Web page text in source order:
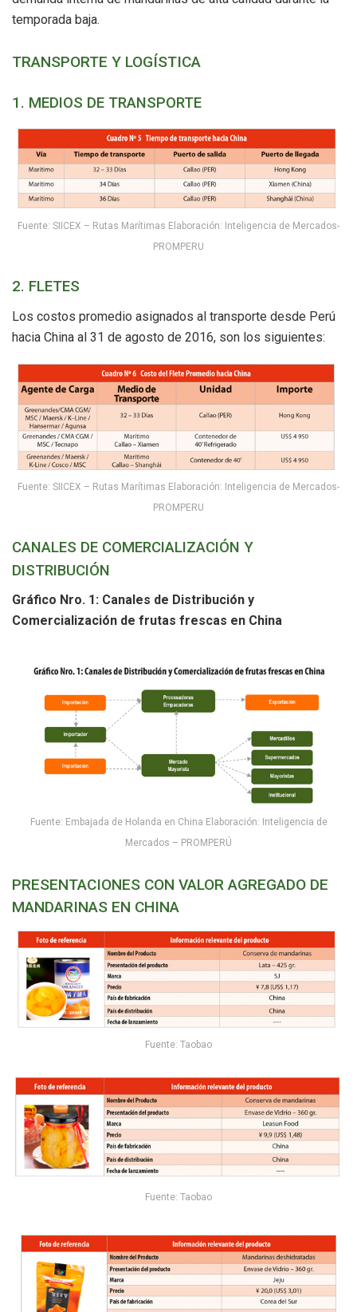
temporada baja.
TRANSPORTE Y LOGÍSTICA
1. MEDIOS DE TRANSPORTE
Fuente: SIICEX – Rutas Marítimas Elaboración: Inteligencia de Mercados-
PROMPERU
2. FLETES
Los costos promedio asignados al transporte desde Perú
hacia China al 31 de agosto de 2016, son los siguientes:
Fuente: SIICEX – Rutas Marítimas Elaboración: Inteligencia de Mercados-
PROMPERU
CANALES DE COMERCIALIZACIÓN Y
DISTRIBUCIÓN
Gráfico Nro. 1: Canales de Distribución y
Comercialización de frutas frescas en China
Fuente: Embajada de Holanda en China Elaboración: Inteligencia de
Mercados – PROMPERÚ
PRESENTACIONES CON VALOR AGREGADO DE
MANDARINAS EN CHINA
Fuente: Taobao
Fuente: Taobao